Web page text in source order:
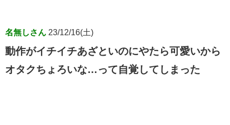
名無しさん 23/12/16(土)
動作がイチイチあざといのにやたら可愛いから
オタクちょろいな…って自覚してしまった